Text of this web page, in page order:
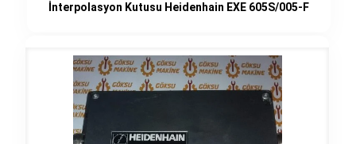
İnterpolasyon Kutusu Heidenhain EXE 605S/005-F